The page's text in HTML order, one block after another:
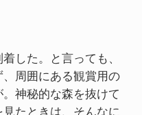
した。と言っても、
周囲にある観賞用の
神秘的な森を抜けて
たときは、そんなに